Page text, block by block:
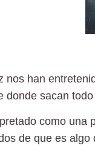
nos han
donde sacan
como una
de que es algo